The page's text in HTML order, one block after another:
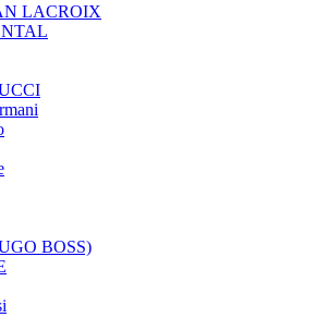
LACROIX
BOSS)